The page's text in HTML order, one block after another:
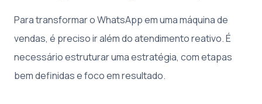
Para transformar o WhatsApp em uma máquina de
vendas, é preciso ir além do atendimento reativo. É
necessário estruturar uma estratégia, com etapas
bem definidas e foco em resultado.